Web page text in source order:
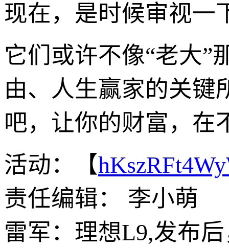
现在，是时候审视一
它们或许不像“老大”
由、人生赢家的关键
吧，让你的财富，在
活动：【
责任编辑： 李小萌
雷军：理想L9,发布